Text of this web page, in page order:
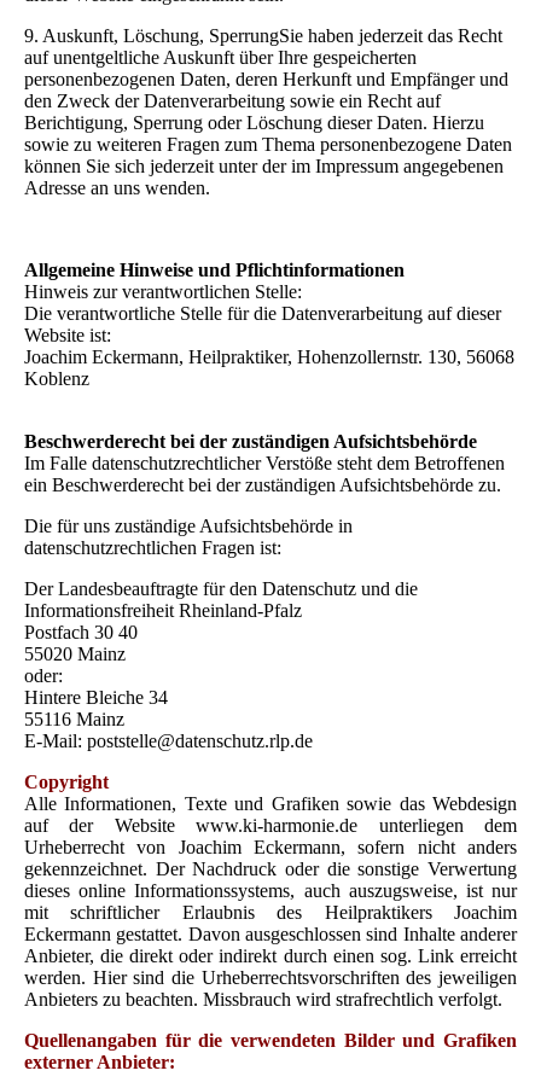
9. Auskunft, Löschung, SperrungSie haben jederzeit das Recht
auf unentgeltliche Auskunft über Ihre gespeicherten
personenbezogenen Daten, deren Herkunft und Empfänger und
den Zweck der Datenverarbeitung sowie ein Recht auf
Berichtigung, Sperrung oder Löschung dieser Daten. Hierzu
sowie zu weiteren Fragen zum Thema personenbezogene Daten
können Sie sich jederzeit unter der im Impressum angegebenen
Adresse an uns wenden.
Allgemeine Hinweise und Pflichtinformationen
Hinweis zur verantwortlichen Stelle:
Die verantwortliche Stelle für die Datenverarbeitung auf dieser
Website ist:
Joachim Eckermann, Heilpraktiker, Hohenzollernstr. 130, 56068
Koblenz
Beschwerderecht bei der zuständigen Aufsichtsbehörde
Im Falle datenschutzrechtlicher Verstöße steht dem Betroffenen
ein Beschwerderecht bei der zuständigen Aufsichtsbehörde zu.
Die für uns zuständige Aufsichtsbehörde in
datenschutzrechtlichen Fragen ist:
Der Landesbeauftragte für den Datenschutz und die
Informationsfreiheit Rheinland-Pfalz
Postfach 30 40
55020 Mainz
oder:
Hintere Bleiche 34
55116 Mainz
E-Mail: poststelle@datenschutz.rlp.de
Copyright
Alle Informationen, Texte und Grafiken sowie das Webdesign
auf der Website www.ki-harmonie.de unterliegen dem
Urheberrecht von Joachim Eckermann, sofern nicht anders
gekennzeichnet. Der Nachdruck oder die sonstige Verwertung
dieses online Informationssystems, auch auszugsweise, ist nur
mit schriftlicher Erlaubnis des Heilpraktikers Joachim
Eckermann gestattet. Davon ausgeschlossen sind Inhalte anderer
Anbieter, die direkt oder indirekt durch einen sog. Link erreicht
werden. Hier sind die Urheberrechtsvorschriften des jeweiligen
Anbieters zu beachten. Missbrauch wird strafrechtlich verfolgt.
Quellenangaben für die verwendeten Bilder und Grafiken
externer Anbieter: